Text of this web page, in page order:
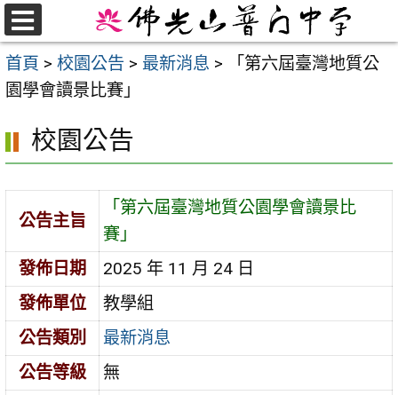
跳
至
主
要
首頁 > 校園公告 > 最新消息 >
「第六屆臺灣地質公
園學會讀景比賽」
校園公告
公告主旨
「第六屆臺灣地質公園學會讀景比
賽」
發佈日期
2025 年 11 月 24 日
發佈單位
教學組
公告類別
最新消息
公告等級
無
選
單